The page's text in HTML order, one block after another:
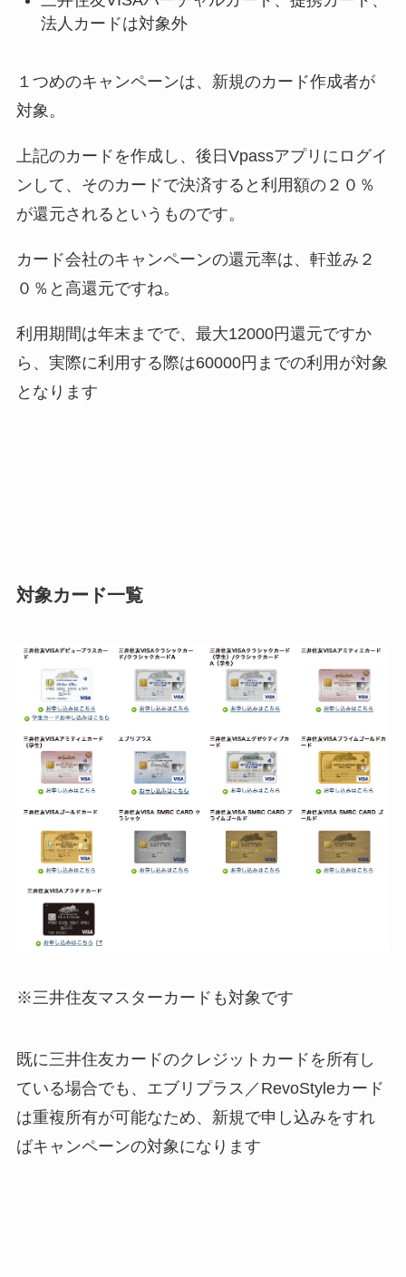
法人カードは対象外
１つめのキャンペーンは、新規のカード作成者が
対象。
上記のカードを作成し、後日Vpassアプリにログイ
ンして、そのカードで決済すると 利用額の２０％
が還元される というものです。
カード会社のキャンペーンの還元率は、軒並み２
０％と高還元ですね。
利用期間は年末までで、最大12000円還元ですか
ら、実際に利用する際は60000円までの利用が対象
となります
対象カード一覧
※三井住友マスターカードも対象です
既に三井住友カードのクレジットカードを所有し
ている場合でも、エブリプラス／RevoStyleカード
は重複所有が可能なため、新規で申し込みをすれ
ばキャンペーンの対象になります